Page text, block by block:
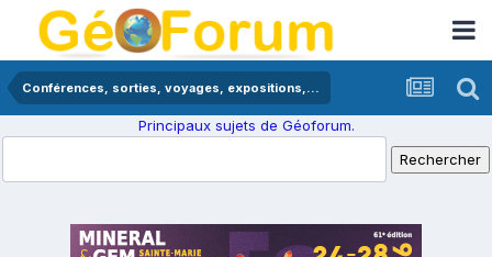
Conférences, sorties, voyages, expositions,...
Principaux sujets de Géoforum.